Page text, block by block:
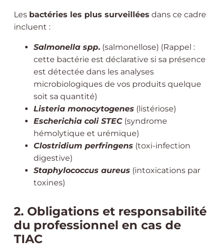
Les bactéries les plus surveillées dans ce cadre
incluent :
Salmonella spp. (salmonellose) (Rappel :
cette bactérie est déclarative si sa présence
est détectée dans les analyses
microbiologiques de vos produits quelque
soit sa quantité)
Listeria monocytogenes (listériose)
Escherichia coli STEC (syndrome
hémolytique et urémique)
Clostridium perfringens (toxi-infection
digestive)
Staphylococcus aureus (intoxications par
toxines)
2. Obligations et responsabilité
du professionnel en cas de
TIAC